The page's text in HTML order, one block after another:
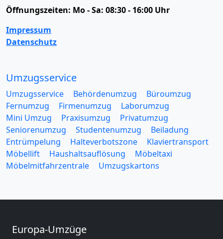
Öffnungszeiten: Mo - Sa: 08:30 - 16:00 Uhr
Impressum
Datenschutz
Umzugsservice
Umzugsservice Behördenumzug
Büroumzug
Fernumzug
Firmenumzug
Laborumzug
Mini Umzug
Praxisumzug
Privatumzug
Seniorenumzug
Studentenumzug
Beiladung
Entrümpelung
Halteverbotszone
Klaviertransport
Möbellift
Haushaltsauflösung
Möbeltaxi
Möbelmitfahrzentrale
Umzugskartons
Europa-Umzüge